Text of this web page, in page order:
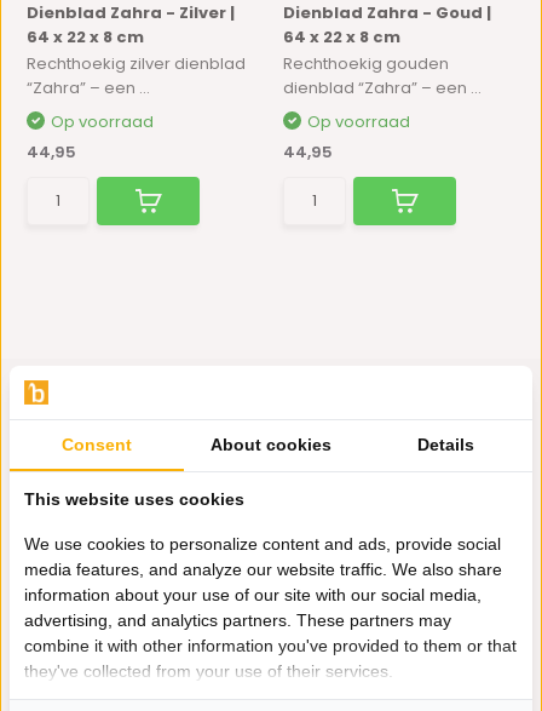
Dienblad Zahra - Zilver |
64 x 22 x 8 cm
Rechthoekig zilver dienblad
“Zahra” – een ...
Op voorraad
44,95
Dienblad Zahra - Goud |
64 x 22 x 8 cm
Rechthoekig gouden
dienblad “Zahra” – een ...
Op voorraad
44,95
Hulp nodig?
Wij zitten voor je klaar.
Whatsapp ons
0162-231130
klantenservice@bazaaronline.nl
Consent About cookies Details
This website uses cookies
We use cookies to personalize content and ads, provide social
media features, and analyze our website traffic. We also share
information about your use of our site with our social media,
advertising, and analytics partners. These partners may
combine it with other information you've provided to them or that
they've collected from your use of their services.